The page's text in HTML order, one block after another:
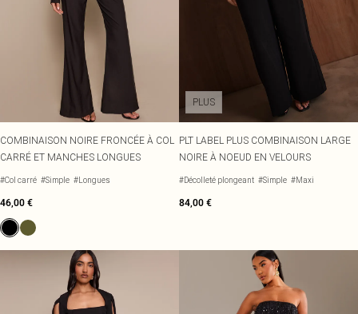
COMBINAISON NOIRE FRONCÉE À COL
CARRÉ ET MANCHES LONGUES
#Col carré #Simple #Longues
46,00 €
PLUS
PLT LABEL PLUS COMBINAISON LARGE
NOIRE À NOEUD EN VELOURS
#Décolleté plongeant #Simple #Maxi
84,00 €